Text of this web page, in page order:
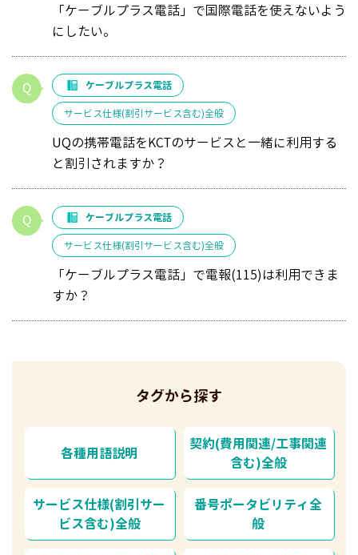
「ケーブルプラス電話」で国際電話を使えないよう
にしたい。
ケーブルプラス電話
サービス仕様(割引サービス含む)全般
UQの携帯電話をKCTのサービスと一緒に利用する
と割引されますか？
ケーブルプラス電話
サービス仕様(割引サービス含む)全般
「ケーブルプラス電話」で電報(115)は利用できま
すか？
タグから探す
各種用語説明
契約(費用関連/工事関連
含む)全般
サービス仕様(割引サー
ビス含む)全般
番号ポータビリティ全
般